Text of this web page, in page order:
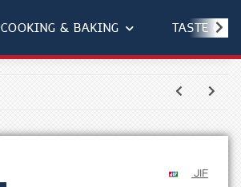
COOKING & BAKING TASTE OF
JIF